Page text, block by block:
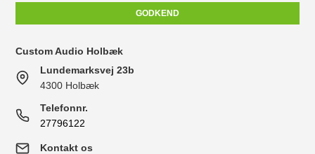
GODKEND
Custom Audio Holbæk
Lundemarksvej 23b
4300 Holbæk
Telefonnr.
27796122
Kontakt os